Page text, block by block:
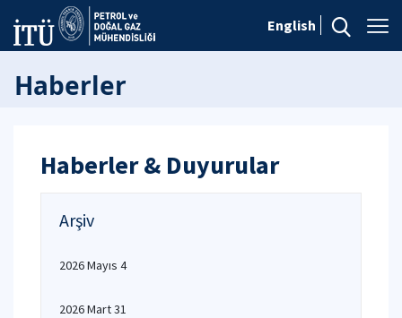
English
Haberler
Haberler & Duyurular
Arşiv
2026 Mayıs 4
2026 Mart 31